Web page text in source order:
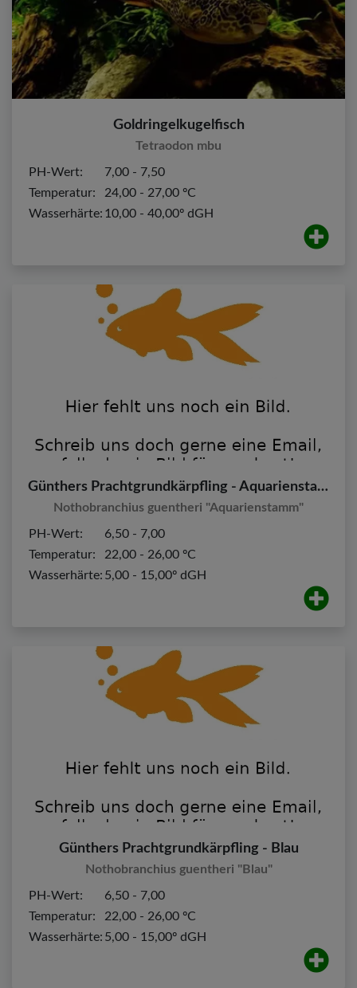
Goldringelkugelfisch
Tetraodon mbu
PH-Wert:
7,00 - 7,50
Temperatur:
24,00 - 27,00 ºC
Wasserhärte: 10,00 - 40,00º dGH
Günthers Prachtgrundkärpfling - Aquarienstamm
Nothobranchius guentheri "Aquarienstamm"
PH-Wert:
6,50 - 7,00
Temperatur:
22,00 - 26,00 ºC
Wasserhärte: 5,00 - 15,00º dGH
Günthers Prachtgrundkärpfling - Blau
Nothobranchius guentheri "Blau"
PH-Wert:
6,50 - 7,00
Temperatur:
22,00 - 26,00 ºC
Wasserhärte: 5,00 - 15,00º dGH